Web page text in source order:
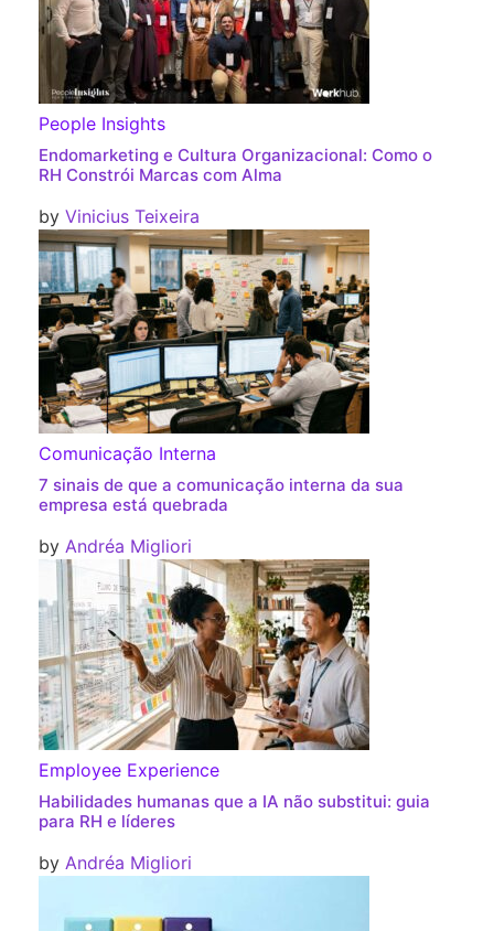
People Insights
Endomarketing e Cultura Organizacional: Como o
RH Constrói Marcas com Alma
by Vinicius Teixeira
Comunicação Interna
7 sinais de que a comunicação interna da sua
empresa está quebrada
by Andréa Migliori
Employee Experience
Habilidades humanas que a IA não substitui: guia
para RH e líderes
by Andréa Migliori